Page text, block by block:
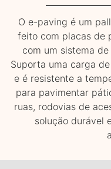
O e-paving é um
feito com placas de
com um sistema
Suporta uma carga
e é resistente a
para pavimentar
ruas, rodovias de
solução durável